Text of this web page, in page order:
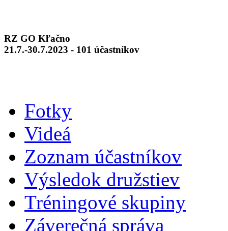
RZ GO Kľačno
21.7.-30.7.2023 - 101 účastníkov
Fotky
Videá
Zoznam účastníkov
Výsledok družstiev
Tréningové skupiny
Záverečná správa